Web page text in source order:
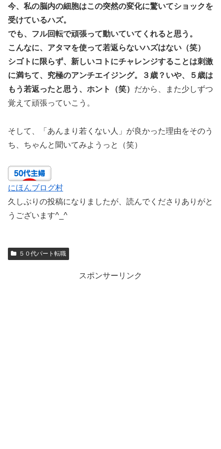
今、私の脳内の細胞はこの突然の変化に驚いてショックを
受けているハズ。
でも、フル回転で頑張って動いていてくれると思う。
こんなに、アタマを使って若返らないハズはない（笑）
シゴトに限らず、新しいコトにチャレンジすることは刺激
に満ちて、究極のアンチエイジング。３歳？いや、５歳は
もう若返ったと思う、ホント（笑） だから、また少しずつ
覚えて頑張っていこう。
そして、「あんまり若くない人」が良かった理由をそのう
ち、ちゃんと聞いてみようっと（笑）
にほんブログ村
久しぶりの投稿になりましたが、読んでくださりありがと
うございます^_^
５０代パート転職
スポンサーリンク